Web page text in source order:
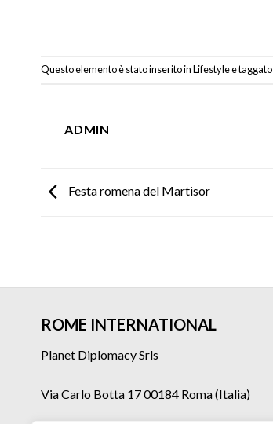
Questo elemento è stato inserito inLifestylee taggato
ADMIN
Festa romena del Martisor
ROME INTERNATIONAL
Planet Diplomacy Srls
Via Carlo Botta 17 00184 Roma (Italia)